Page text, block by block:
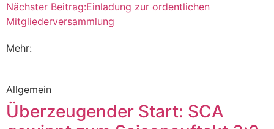
Nächster Beitrag:Einladung zur ordentlichen
Mitgliederversammlung
Mehr:
Allgemein
Überzeugender Start: SCA